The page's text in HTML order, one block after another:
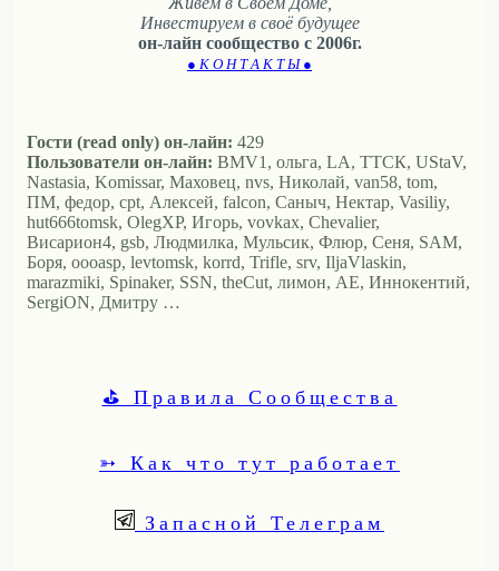
Инвестируем в своё будущее
он-лайн сообщество с 2006г.
● К О Н Т А К Т Ы ●
Гости (read only) он-лайн: 429
Пользователи он-лайн: BMV1, ольга, LA, ТТСК, UStaV,
Nastasia, Komissar, Маховец, nvs, Николай, van58, tom,
ПМ, федор, cpt, Алексей, falcon, Саныч, Нектар, Vasiliy,
hut666tomsk, OlegXP, Игорь, vovkax, Chevalier,
Висариoн4, gsb, Людмилка, Мульсик, Флюр, Сеня, SAM,
Боря, oooasp, levtomsk, korrd, Trifle, srv, IljaVlaskin,
marazmiki, Spinaker, SSN, theCut, лимон, АЕ, Иннокентий,
SergiON, Дмитру …
⛳ Правила Сообщества
➳ Как что тут работает
Запасной Телеграм